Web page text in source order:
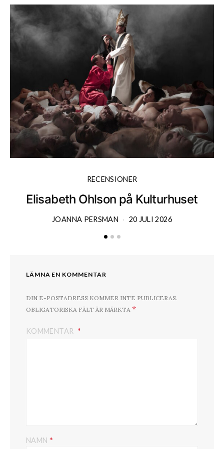
RECENSIONER
Elisabeth Ohlson på Kulturhuset
JOANNA PERSMAN 20 JULI 2026
LÄMNA EN KOMMENTAR
DIN E-POSTADRESS KOMMER INTE PUBLICERAS.
OBLIGATORISKA FÄLT ÄR MÄRKTA *
KOMMENTAR
NAMN *